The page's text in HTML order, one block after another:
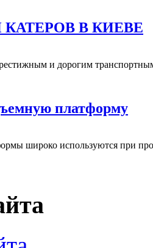
В КИЕВЕ
и дорогим
платформу
широко используются при